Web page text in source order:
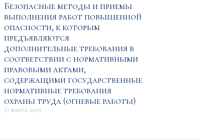
Безопасные методы и приемы
выполнения работ повышенной
опасности, к которым
предъявляются
дополнительные требования в
соответствии с нормативными
правовыми актами,
содержащими государственные
нормативные требования
охраны труда (огневые работы)
17 марта 2025